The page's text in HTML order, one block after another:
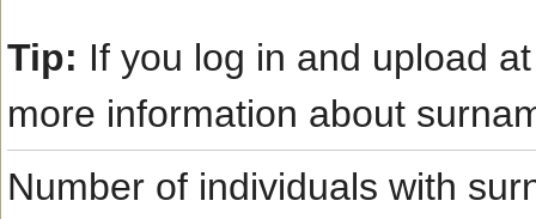
Tip: If you log in and upload
more information about
Number of individuals with